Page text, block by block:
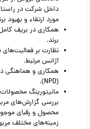
داخل شرکت در
مورد ارتقاء و بهبود
همکاری در بریف
برند.
نظارت بر فعالیت‌های
آژانس مرتبط.
همکاری و هماهنگی
(NPD).
مانیتورینگ
بررسی گزارش‌های
محصول و رقبای
زمینه‌های مختلف